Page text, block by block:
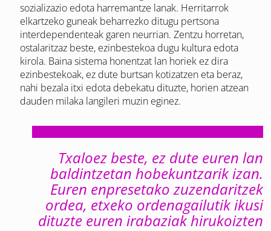
sozializazio edota harremantze lanak. Herritarrok
elkartzeko guneak beharrezko ditugu pertsona
interdependenteak garen neurrian. Zentzu horretan,
ostalaritzaz beste, ezinbestekoa dugu kultura edota
kirola. Baina sistema honentzat lan horiek ez dira
ezinbestekoak, ez dute burtsan kotizatzen eta beraz,
nahi bezala itxi edota debekatu dituzte, horien atzean
dauden milaka langileri muzin eginez.
Txaloez beste, ez dute euren lan
baldintzetan hobekuntzarik izan.
Euren enpresetako zuzendaritzek
ordea, etxeko ordenagailutik ikusi
dituzte euren irabaziak hirukoizten